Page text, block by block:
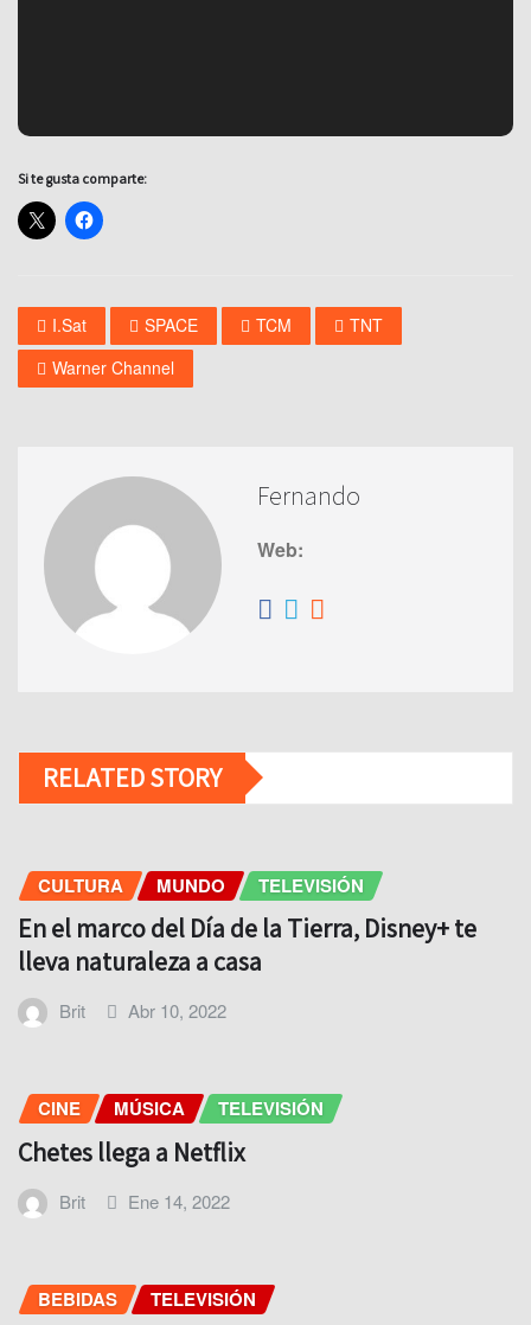
Si te gusta comparte:
I.Sat SPACE TCM
TNT
Warner Channel
Fernando
Web:
RELATED STORY
CULTURA MUNDO TELEVISIÓN
En el marco del Día de la Tierra, Disney+ te
lleva naturaleza a casa
Brit Abr 10, 2022
CINE MÚSICA TELEVISIÓN
Chetes llega a Netflix
Brit Ene 14, 2022
BEBIDAS TELEVISIÓN